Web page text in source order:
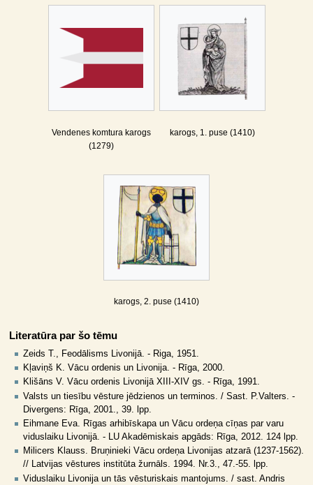
Vendenes komtura karogs
(1279)
karogs, 1. puse (1410)
karogs, 2. puse (1410)
Literatūra par šo tēmu
Zeids Т., Feodālisms Livonijā. - Riga, 1951.
Kļaviņš K. Vācu ordenis un Livonija. - Rīga, 2000.
Klišāns V. Vācu ordenis Livonijā XIII-XIV gs. - Rīga, 1991.
Valsts un tiesību vēsture jēdzienos un terminos. / Sast. P.Valters. -
Divergens: Rīga, 2001., 39. lpp.
Eihmane Eva. Rīgas arhibīskapa un Vācu ordeņa cīņas par varu
viduslaiku Livonijā. - LU Akadēmiskais apgāds: Rīga, 2012. 124 lpp.
Milicers Klauss. Bruņinieki Vācu ordeņa Livonijas atzarā (1237-1562).
// Latvijas vēstures institūta žurnāls. 1994. Nr.3., 47.-55. lpp.
Viduslaiku Livonija un tās vēsturiskais mantojums. / sast. Andris